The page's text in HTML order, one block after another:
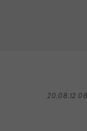
20.08.12